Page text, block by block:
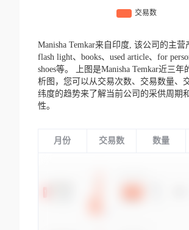
Manisha Temkar来自印度, 该公司的主营
flash light、books、used article、for
shoes等。
上图是Manisha Temkar近三
析图，您可以从交易次数、交易数量、
纬度的趋势来了解当前公司的采供周期
性。
月份 交易数 数量